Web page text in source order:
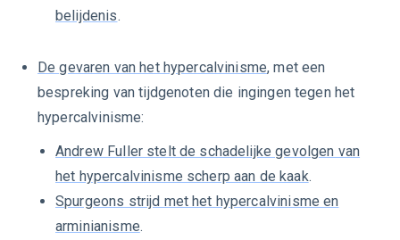
belijdenis.
De gevaren van het hypercalvinisme, met een
bespreking van tijdgenoten die ingingen tegen het
hypercalvinisme:
Andrew Fuller stelt de schadelijke gevolgen van
het hypercalvinisme scherp aan de kaak.
Spurgeons strijd met het hypercalvinisme en
arminianisme.